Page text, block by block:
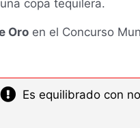
copa tequilera.
Oroen el Concurso
Es equilibrado con